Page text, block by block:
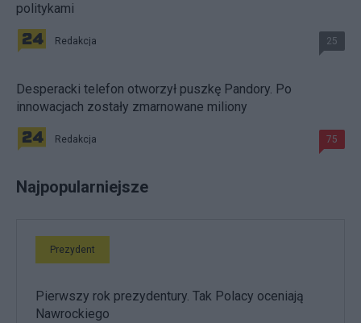
politykami
Redakcja 25
Desperacki telefon otworzył puszkę Pandory. Po
innowacjach zostały zmarnowane miliony
Redakcja 75
Najpopularniejsze
Prezydent
Pierwszy rok prezydentury. Tak Polacy oceniają
Nawrockiego